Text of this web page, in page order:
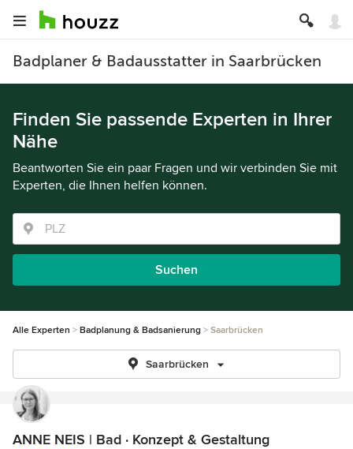
Badplaner & Badausstatter in Saarbrücken
Finden Sie passende Experten in Ihrer
Nähe
Beantworten Sie ein paar Fragen und wir verbinden Sie mit
Experten, die Ihnen helfen können.
Suchen
Alle Experten Badplanung & Badsanierung Saarbrücken
Saarbrücken
ANNE NEIS | Bad · Konzept & Gestaltung